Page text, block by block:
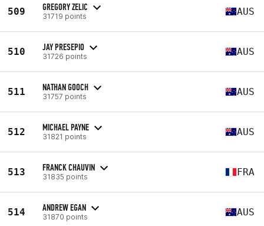
509 GREGORY ZELIC
31719 points AUS
510 JAY PRESEPIO
31726 points AUS
511 NATHAN GOOCH
31757 points AUS
512 MICHAEL PAYNE
31821 points AUS
513 FRANCK CHAUVIN
31835 points FRA
514 ANDREW EGAN
31870 points AUS